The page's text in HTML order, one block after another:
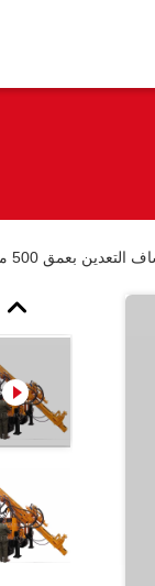
بعمق 500 متر